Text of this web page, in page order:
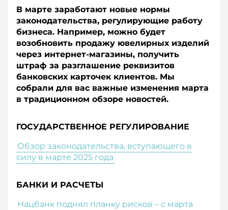
В марте заработают новые нормы
законодательства, регулирующие работу
бизнеса. Например, можно будет
возобновить продажу ювелирных изделий
через интернет-магазины, получить
штраф за разглашение реквизитов
банковских карточек клиентов. Мы
собрали для вас важные изменения марта
в традиционном обзоре новостей.
ГОСУДАРСТВЕННОЕ РЕГУЛИРОВАНИЕ
Обзор законодательства, вступающего в
силу в марте 2025 года
БАНКИ И РАСЧЕТЫ
Нацбанк поднял планку рисков – c марта